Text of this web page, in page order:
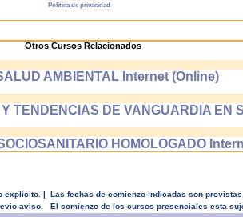
Politica de privacidad
Otros Cursos Relacionados
AMBIENTAL Internet (Online)
TENDENCIAS DE VANGUARDIA EN
HOMOLOGADO
explícito. | Las fechas de comienzo indicadas son
aviso. El comienzo de los cursos presenciales esta